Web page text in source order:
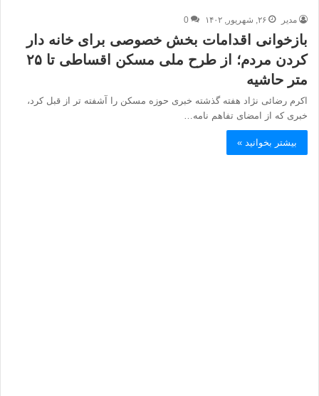
مدیر ۲۶, شهریور, ۱۴۰۲ 0
بازخوانی اقدامات بخش خصوصی برای خانه دار
کردن مردم؛ از طرح ملی مسکن اقساطی تا ۲۵
متر حاشیه
اکرم رضائی نژاد هفته گذشته خبری حوزه مسکن را آشفته تر از قبل کرد،
خبری که از امضای تفاهم نامه…
بیشتر بخوانید »